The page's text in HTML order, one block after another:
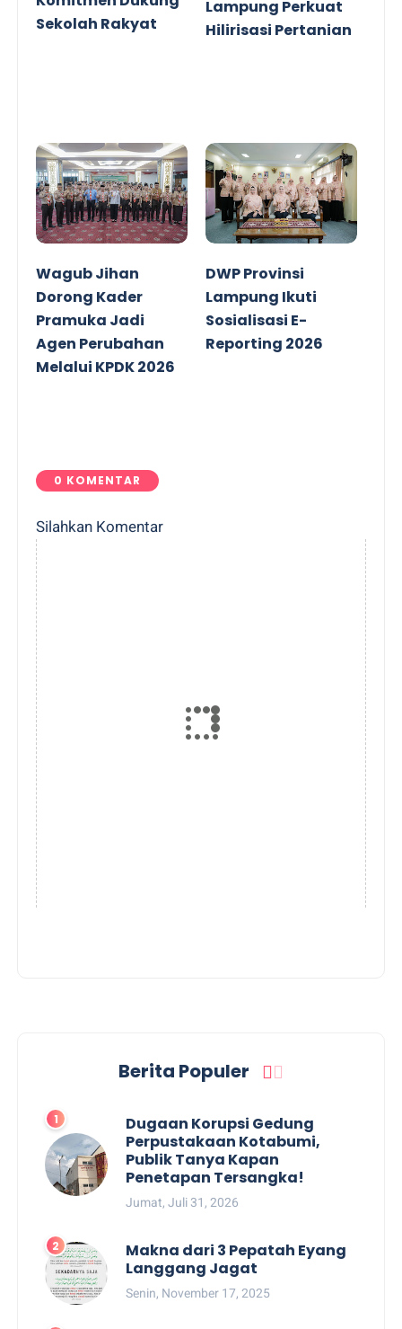
Sekolah Rakyat
Lampung Perkuat
Hilirisasi Pertanian
Wagub Jihan
Dorong Kader
Pramuka Jadi
Agen Perubahan
Melalui KPDK 2026
DWP Provinsi
Lampung Ikuti
Sosialisasi E-
Reporting 2026
0 KOMENTAR
Silahkan Komentar
Berita Populer
Dugaan Korupsi Gedung
Perpustakaan Kotabumi,
Publik Tanya Kapan
Penetapan Tersangka!
Jumat, Juli 31, 2026
Makna dari 3 Pepatah Eyang
Langgang Jagat
Senin, November 17, 2025